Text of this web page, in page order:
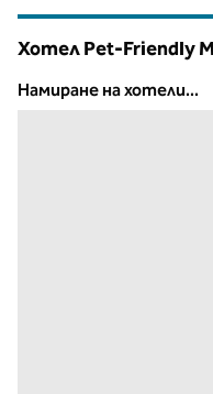
Хотел Pet-Friendly
Намиране на хотели...